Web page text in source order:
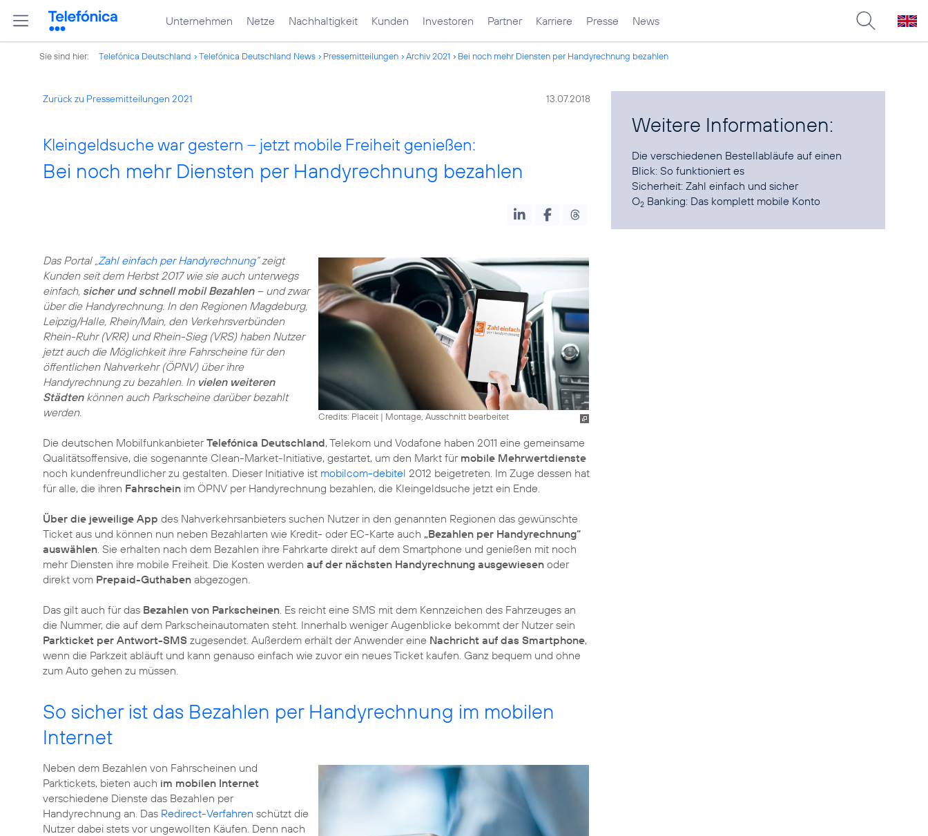
Unternehmen Netze Nachhaltigkeit Kunden Investoren Partner Karriere Presse News
Sie sind hier: Telefónica Deutschland Telefónica Deutschland News Pressemitteilungen Archiv 2021 Bei noch mehr Diensten per Handyrechnung bezahlen
Zurück zu Pressemitteilungen 2021 13.07.2018
Kleingeldsuche war gestern – jetzt mobile Freiheit genießen:
Bei noch mehr Diensten per Handyrechnung bezahlen
Credits: Placeit| Montage, Ausschnitt bearbeitet
Das Portal „Zahl einfach per Handyrechnung“ zeigt
Kunden seit dem Herbst 2017 wie sie auch unterwegs
einfach, sicher und schnell mobil Bezahlen– und zwar
über die Handyrechnung. In den Regionen Magdeburg,
Leipzig/Halle, Rhein/Main, den Verkehrsverbünden
Rhein-Ruhr (VRR) und Rhein-Sieg (VRS) haben Nutzer
jetzt auch die Möglichkeit ihre Fahrscheine für den
öffentlichen Nahverkehr (ÖPNV) über ihre
Handyrechnung zu bezahlen. In vielen weiteren
Städtenkönnen auch Parkscheine darüber bezahlt
werden.
Die deutschen MobilfunkanbieterTelefónica Deutschland, Telekom und Vodafone haben 2011 eine gemeinsame
Qualitätsoffensive, die sogenannte Clean-Market-Initiative, gestartet, um den Markt für mobile Mehrwertdienste
noch kundenfreundlicher zu gestalten. Dieser Initiative ist mobilcom-debitel 2012 beigetreten. Im Zuge dessen hat
für alle, die ihren Fahrschein im ÖPNV per Handyrechnung bezahlen, die Kleingeldsuche jetzt ein Ende.
Über die jeweilige App des Nahverkehrsanbieters suchen Nutzer in den genannten Regionen das gewünschte
Ticket aus und können nun neben Bezahlarten wie Kredit- oder EC-Karte auch „Bezahlen per Handyrechnung“
auswählen. Sie erhalten nach dem Bezahlen ihre Fahrkarte direkt auf dem Smartphone und genießen mit noch
mehr Diensten ihre mobile Freiheit. Die Kosten werden auf der nächsten Handyrechnung ausgewiesen oder
direkt vom Prepaid-Guthaben abgezogen.
Das gilt auch für das Bezahlen von Parkscheinen. Es reicht eine SMS mit dem Kennzeichen des Fahrzeuges an
die Nummer, die auf dem Parkscheinautomaten steht. Innerhalb weniger Augenblicke bekommt der Nutzer sein
Parkticket per Antwort-SMS zugesendet. Außerdem erhält der Anwender eine Nachricht auf das Smartphone,
wenn die Parkzeit abläuft und kann genauso einfach wie zuvor ein neues Ticket kaufen. Ganz bequem und ohne
zum Auto gehen zu müssen.
So sicher ist das Bezahlen per Handyrechnung im mobilen
Internet
Neben dem Bezahlen von Fahrscheinen und
Parktickets, bieten auch im mobilen Internet
verschiedene Dienste das Bezahlen per
Handyrechnung an. Das Redirect-Verfahren schützt die
Nutzer dabei stets vor ungewollten Käufen. Denn nach
Weitere Informationen:
Die verschiedenen Bestellabläufe auf einen
Blick:So funktioniert es
Sicherheit: Zahl einfach und sicher
O2 Banking: Das komplett mobile Konto